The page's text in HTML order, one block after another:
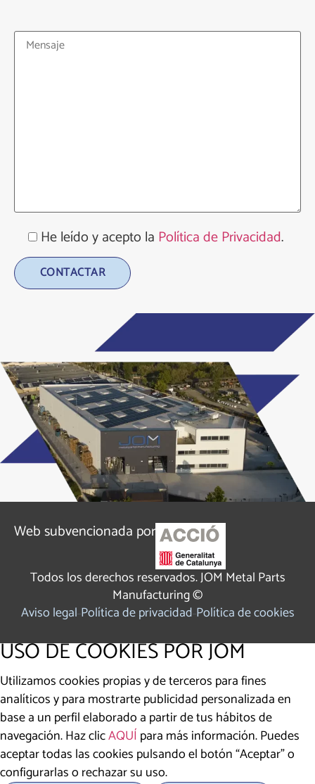
He leído y acepto la Política de Privacidad.
Web subvencionada por
Todos los derechos reservados. JOM Metal Parts
Manufacturing ©
Aviso legalPolítica de privacidadPolítica de cookies
USO DE COOKIES POR JOM
Utilizamos cookies propias y de terceros para fines
analíticos y para mostrarte publicidad personalizada en
base a un perfil elaborado a partir de tus hábitos de
navegación. Haz clicAQUÍ para más información. Puedes
aceptar todas las cookies pulsando el botón “Aceptar” o
configurarlas o rechazar su uso.